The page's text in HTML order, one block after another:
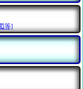
等]